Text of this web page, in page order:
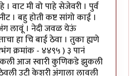
। वाट मी वो पाहे सेजेवरी । पुर्व
। बहु होती कष्ट सांगो काई ।
लावूं । नेदी जवळ येऊं
हा चि बाई ठेवा । तुका ह्यणे
क्रमांक - ४४९५ ) ३ पानं
आज स्वारी कुणिकडे झुकली
उटी केशरी अंगाला लावली